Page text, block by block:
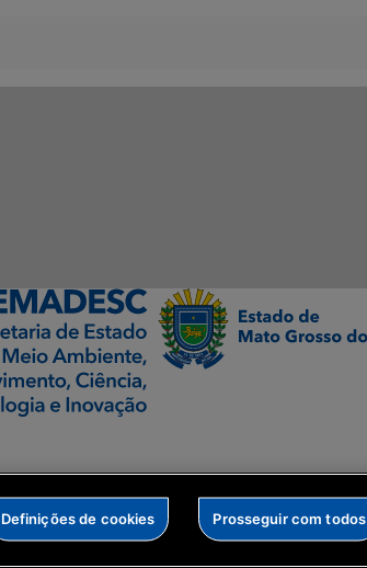
Definições de cookies Prosseguir com todos